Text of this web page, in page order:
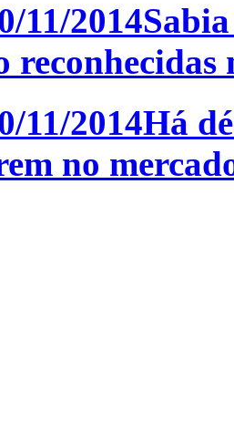
11/2014
11/2014Há
no